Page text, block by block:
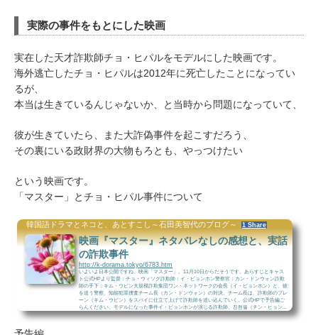
実際の事件をもとにした映画
実在した天才詐欺師チョ・ヒパルをモデルにした映画です。
海外逃亡したチョ・ヒパルは2012年に死亡したことになってい
るが、
本当は生きているんじゃないか、と当時から問題になっていて、
彼が生きていたら、また大詐偽事件を起こすだろう、
その裏にいる政財界の大物もろとも、やっつけたい
という映画です。
「マスター」とチョ・ヒパル事件について
韓国語ドラマとネコと、あとすこし～石田美智代のブログ～ 1 Share
映画『マスター』ネタバレなしの感想と、実話
の詐欺事件
http://k-dorama.tokyo/6783.htm
いよいよ日本公開ですね、映画「マスター」。11月10日からだそうです。あらすじとキャス
ト公式HPより監督：チョ・ウィソク詐欺師：イ・ビョンホン警察官：カン・ドンウォン詐欺
師の手下：キム・ウビン大規模詐欺集団ワン・ネットワークの会長（イ・ビョンホン）と、彼
を追う警察、知能犯罪捜査チーム長（カン・ドンウォン）の対決。チーム長は、詐欺師のブレ
ーン（キム・ウビン）をスパイに仕立て上げて詐欺師を追い込んでいく。公式HPで予告編ご
らんください。モデルになった事件イ・ビョンホンが演じる詐欺師、진현필（チン・ヒョン...